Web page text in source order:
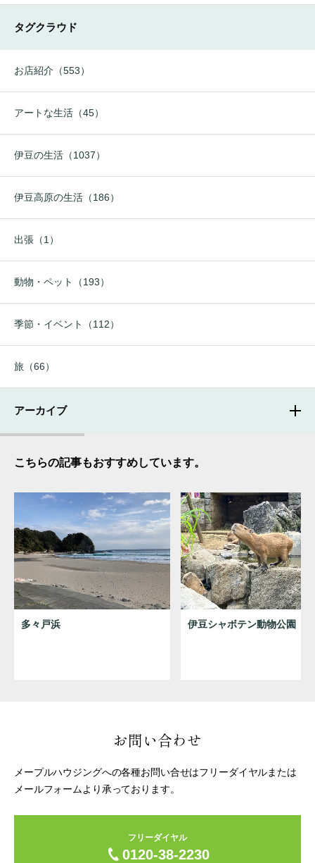
タグクラウド
お店紹介（553）
アートな生活（45）
伊豆の生活（1037）
伊豆高原の生活（186）
出張（1）
動物・ペット（193）
季節・イベント（112）
旅（66）
アーカイブ
こちらの記事もおすすめしています。
多々戸浜 伊豆シャボテン動物公園
お問い合わせ
メープルハウジングへの各種お問い合せはフリーダイヤルまたは
メールフォームより承っております。
フリーダイヤル
0120-38-2230